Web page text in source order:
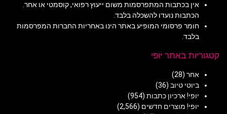
אין בכתבות המתפרסמות משום ייעוץ רפואי, קוסמטי או אחר.
הכתבות נועדו להשכלה בלבד.
חומר פרסומי המופיע באתר הינו באחריות החברות המפרסמות
בלבד.
קטגוריות באתר יופי
אחר (28)
ביוטי טיוב (36)
יופי! ארכיון כתבות (954)
יופי! מוצרים חדשים (2,566)